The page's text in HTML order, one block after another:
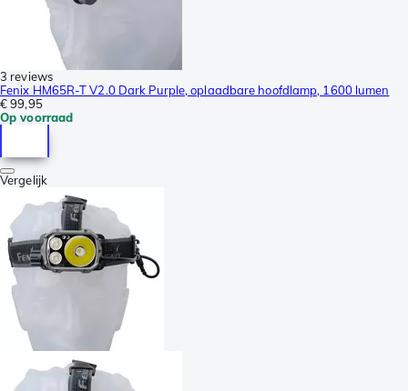
3 reviews
Fenix HM65R-T V2.0 Dark Purple, oplaadbare hoofdlamp, 1600 lumen
€ 99,95
Op voorraad
Vergelijk